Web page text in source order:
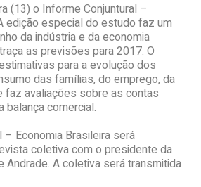
(13) o Informe Conjuntural –
edição especial do estudo faz um
da indústria e da economia
as previsões para 2017. O
para a evolução dos
das famílias, do emprego, da
faz avaliações sobre as contas
balança comercial.
– Economia Brasileira será
coletiva com o presidente da
Andrade. A coletiva será transmitida